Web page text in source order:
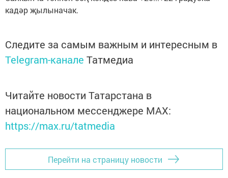
кадәр җылыначак.
Следите за самым важным и интересным в
Telegram-канале Татмедиа
Читайте новости Татарстана в
национальном мессенджере MАХ:
https://max.ru/tatmedia
Перейти на страницу новости